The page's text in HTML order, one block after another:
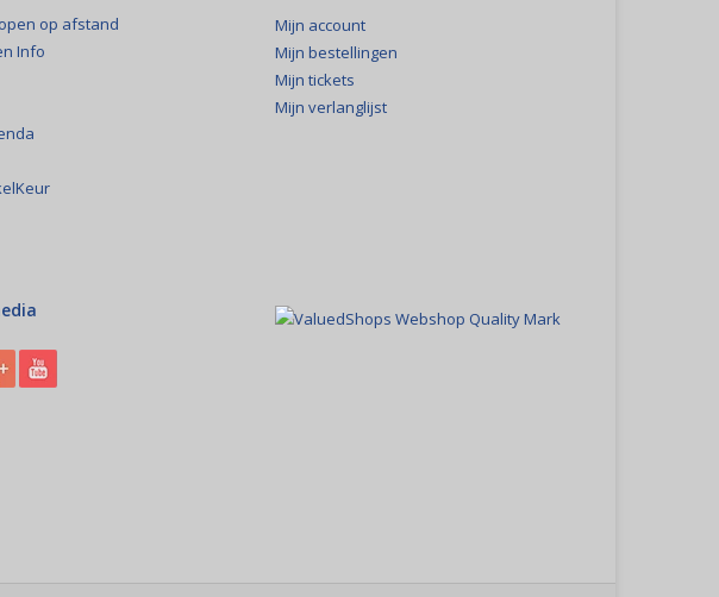
op afstand
Info
Mijn account
Mijn bestellingen
Mijn tickets
Mijn verlanglijst